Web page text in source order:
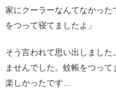
家にクーラーなんてなかっ
をつって寝てましたよ」
そう言われて思い出しました
ませんでした。蚊帳をつっ
楽しかったです…